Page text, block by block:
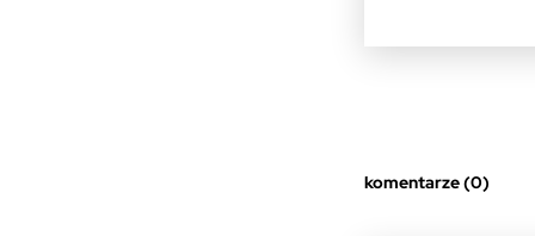
komentarze (0)